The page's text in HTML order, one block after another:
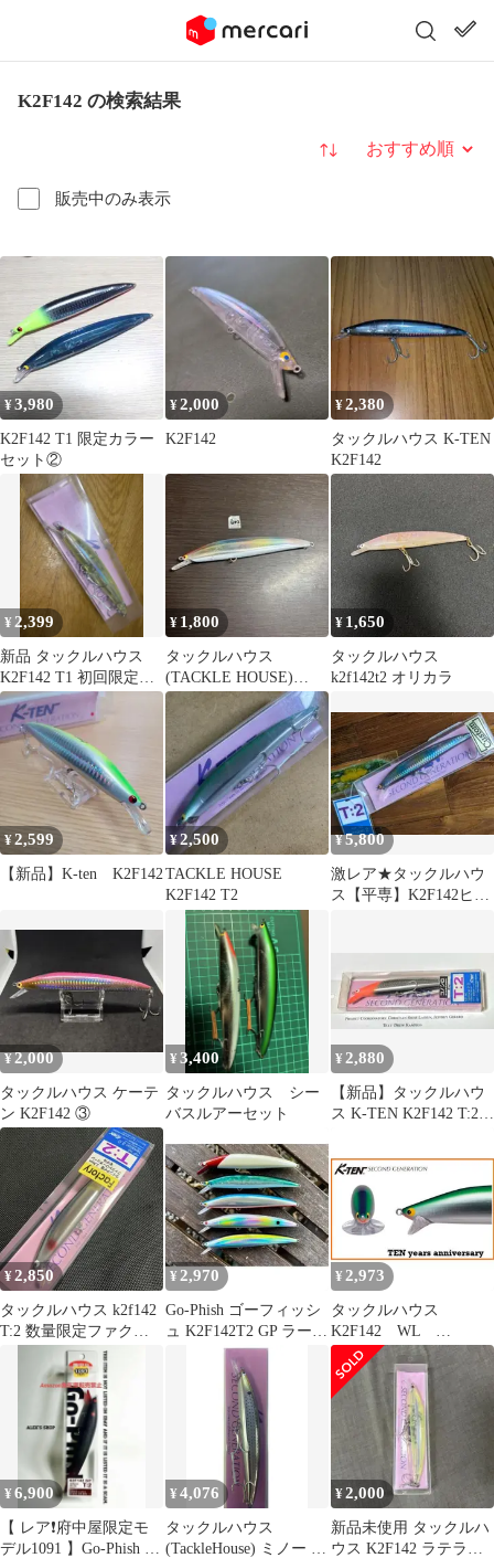
K2F142 の検索結果
販売中のみ表示
並び替え
¥3,980
K2F142 T1 限定カラー
セット②
¥2,000
K2F142
¥2,380
タックルハウス K-TEN
K2F142
¥ 2,399
新品 タックルハウス
K2F142 T1 初回限定カ
ラー
¥ 1,800
タックルハウス
(TACKLE HOUSE)
K2F142
¥ 1,650
タックルハウス
k2f142t2 オリカラ
¥2,599
【新品】K-ten K2F142
¥2,500
TACKLE HOUSE
K2F142 T2
¥5,800
激レア★タックルハウ
ス【平専】K2F142ヒラ
¥2,000
タックルハウス ケーテ
ン K2F142 ③
¥3,400
タックルハウス シー
バスルアーセット
¥ 2,880
【新品】タックルハウ
ス K-TEN K2F142 T:2
¥2,850
タックルハウス k2f142
T:2 数量限定ファクト
リーチューンモデル ①
¥ 2,970
Go-Phish ゴーフィッシ
ュ K2F142T2 GP ラージ
アイモデル #6 SPR GP
¥ 2,973
タックルハウス
K2F142 WL
T2.2 142mm 27g
K2F142WL ワイドリ
ップ K2F 142 WL
1個当たりの販売価格
です カラーをご選択
¥6,900
【 レア❗️府中屋限定モ
デル1091 】Go-Phish /
¥4,076
タックルハウス
(TackleHouse) ミノー K-
¥2,000
新品未使用 タックルハ
ウス K2F142 ラテラル